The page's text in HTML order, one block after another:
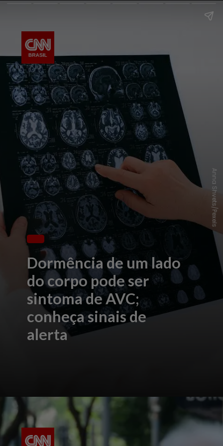
Dormência de um lado
do corpo pode ser
sintoma de AVC;
conheça sinais de
alerta
Anna Shvets/Pexels